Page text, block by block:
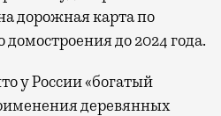
дорожная карта по
до 2024 года.
у России «богатый
деревянных